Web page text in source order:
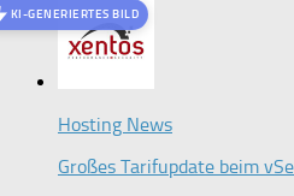
KI-GENERIERTES BILD
Hosting News
Großes Tarifupdate beim